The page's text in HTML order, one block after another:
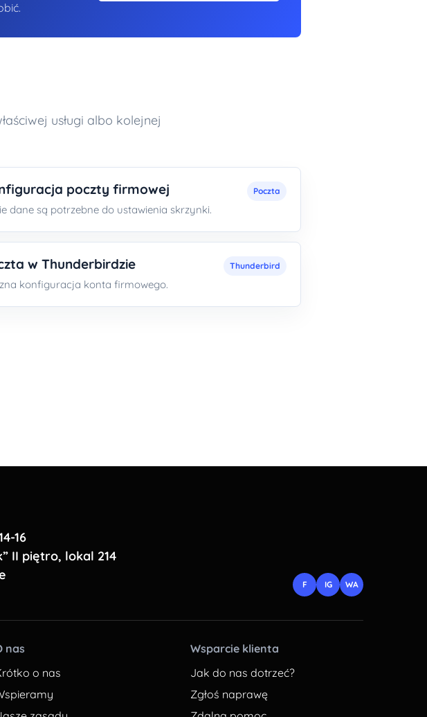
usługi albo kolejnej
poczty firmowej
dane są potrzebne do ustawienia skrzynki.
Poczta
w Thunderbirdzie
konfiguracja konta firmowego.
Thunderbird
16
II piętro, lokal 214
F IG WA
nas
o nas
Wsparcie klienta
Jak do nas dotrzeć?
Zgłoś naprawę